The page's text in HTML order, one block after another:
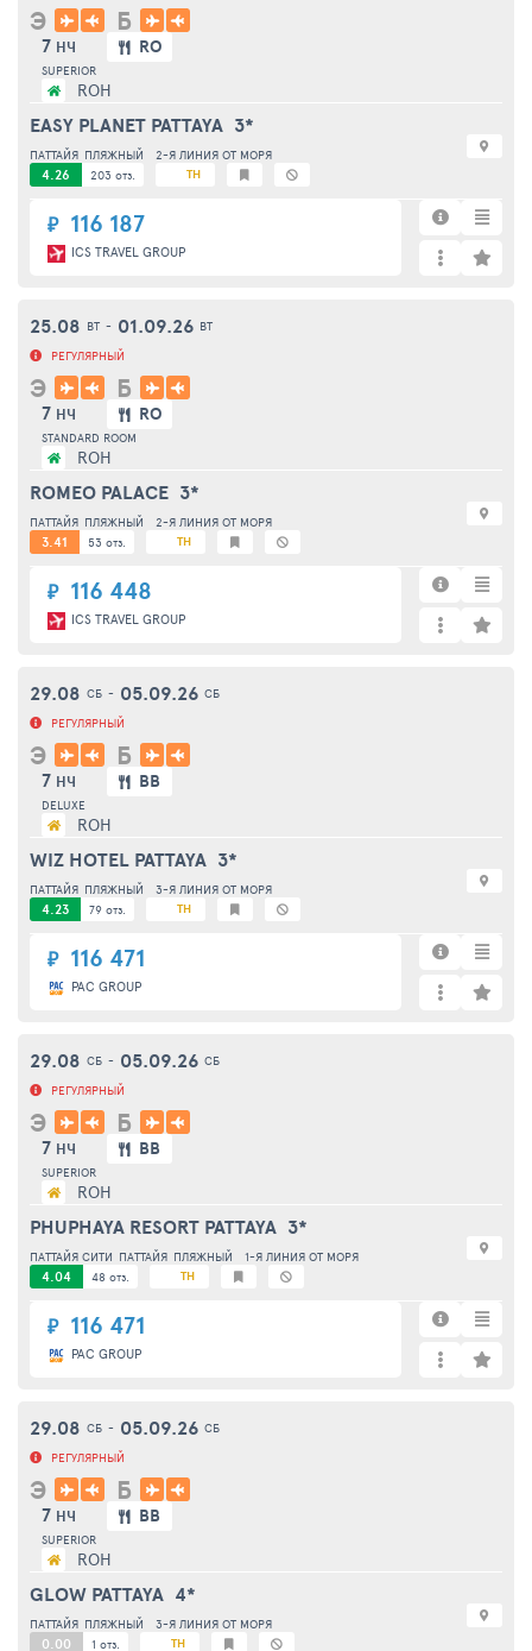
₽ 116 187
ICS TRAVEL GROUP
Э Б
7 НЧ RO
SUPERIOR
ROH
EASY PLANET PATTAYA 3*
ПАТТАЙЯ ПЛЯЖНЫЙ 2-Я ЛИНИЯ ОТ МОРЯ
4.26 203 отз. TH
₽ 116 448
ICS TRAVEL GROUP
25.08 ВТ - 01.09.26 ВТ
РЕГУЛЯРНЫЙ
Э Б
7 НЧ RO
STANDARD ROOM
ROH
ROMEO PALACE 3*
ПАТТАЙЯ ПЛЯЖНЫЙ 2-Я ЛИНИЯ ОТ МОРЯ
3.41 53 отз. TH
₽ 116 471
PAC GROUP
29.08 СБ - 05.09.26 СБ
РЕГУЛЯРНЫЙ
Э Б
7 НЧ BB
DELUXE
ROH
WIZ HOTEL PATTAYA 3*
ПАТТАЙЯ ПЛЯЖНЫЙ 3-Я ЛИНИЯ ОТ МОРЯ
4.23 79 отз. TH
₽ 116 471
PAC GROUP
29.08 СБ - 05.09.26 СБ
РЕГУЛЯРНЫЙ
Э Б
7 НЧ BB
SUPERIOR
ROH
PHUPHAYA RESORT PATTAYA 3*
ПАТТАЙЯ СИТИ ПАТТАЙЯ ПЛЯЖНЫЙ 1-Я ЛИНИЯ ОТ МОРЯ
4.04 48 отз. TH
29.08 СБ - 05.09.26 СБ
РЕГУЛЯРНЫЙ
Э Б
7 НЧ BB
SUPERIOR
ROH
GLOW PATTAYA 4*
ПАТТАЙЯ ПЛЯЖНЫЙ 3-Я ЛИНИЯ ОТ МОРЯ
0.00 1 отз. TH